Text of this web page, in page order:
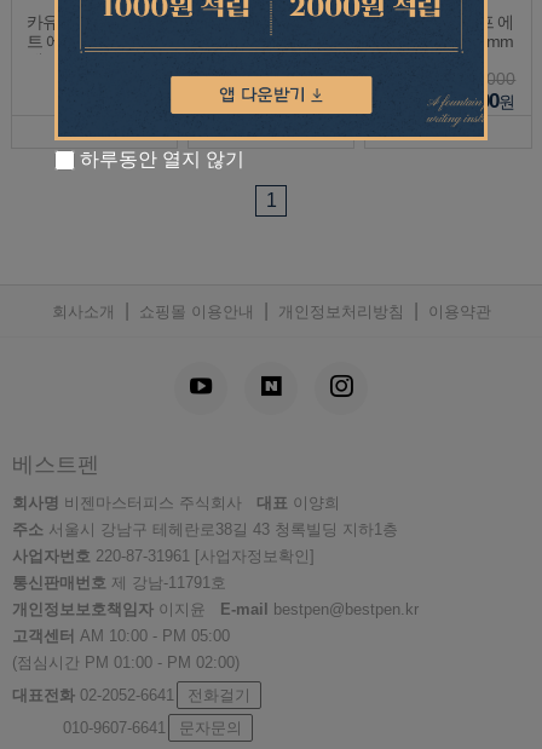
카유플러스 샤프 세
트 에임비전 프로
카유플러스 샤프 에
75,000
56,300원
카유플러스 샤프 에
임비전 프로 0.5mm
108,000
81,000원
1
회사소개 쇼핑몰 이용안내 개인정보처리방침 이용약관
베스트펜
회사명 비젠마스터피스 주식회사 대표 이양희
주소 서울시 강남구 테헤란로38길 43 청록빌딩 지하1층
사업자번호 220-87-31961 [사업자정보확인]
통신판매번호 제 강남-11791호
개인정보보호책임자 이지윤 E-mail
bestpen@bestpen.kr
고객센터 AM 10:00 - PM 05:00
(점심시간 PM 01:00 - PM 02:00)
대표전화 02-2052-6641
전화걸기
010-9607-6641
문자문의
하루동안 열지 않기